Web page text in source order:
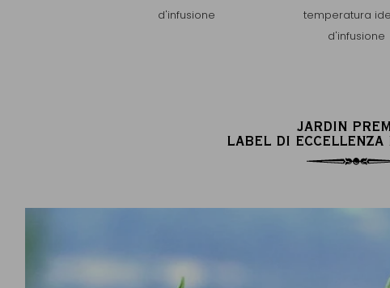
d'infusione
temperatura
d'infusione
JARDIN
LABEL DI